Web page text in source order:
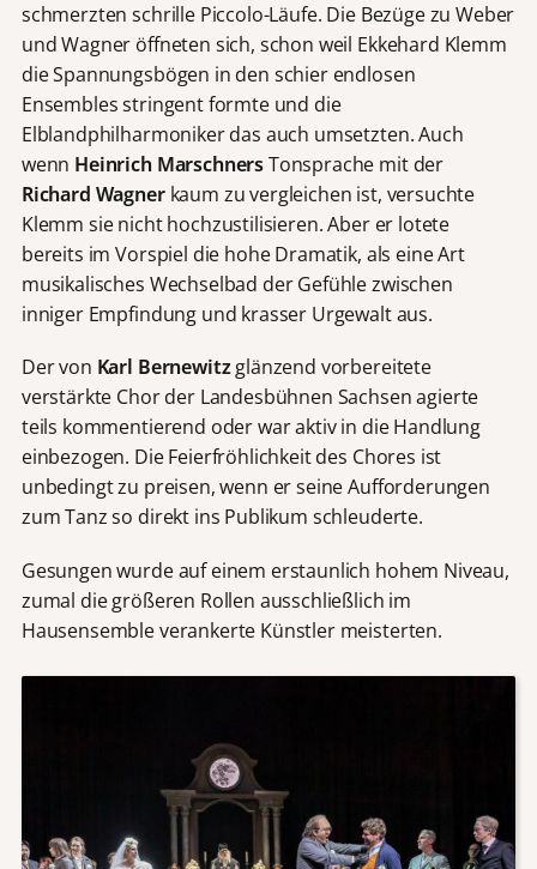
schmerzten schrille Piccolo-Läufe. Die Bezüge zu Weber
und Wagner öffneten sich, schon weil Ekkehard Klemm
die Spannungsbögen in den schier endlosen
Ensembles stringent formte und die
Elblandphilharmoniker das auch umsetzten. Auch
wenn Heinrich MarschnersTonsprache mit der
Richard Wagnerkaum zu vergleichen ist, versuchte
Klemm sie nicht hochzustilisieren. Aber er lotete
bereits im Vorspiel die hohe Dramatik, als eine Art
musikalisches Wechselbad der Gefühle zwischen
inniger Empfindung und krasser Urgewalt aus.
Der von Karl Bernewitzglänzend vorbereitete
verstärkte Chor der Landesbühnen Sachsen agierte
teils kommentierend oder war aktiv in die Handlung
einbezogen. Die Feierfröhlichkeit des Chores ist
unbedingt zu preisen, wenn er seine Aufforderungen
zum Tanz so direkt ins Publikum schleuderte.
Gesungen wurde auf einem erstaunlich hohem Niveau,
zumal die größeren Rollen ausschließlich im
Hausensemble verankerte Künstler meisterten.